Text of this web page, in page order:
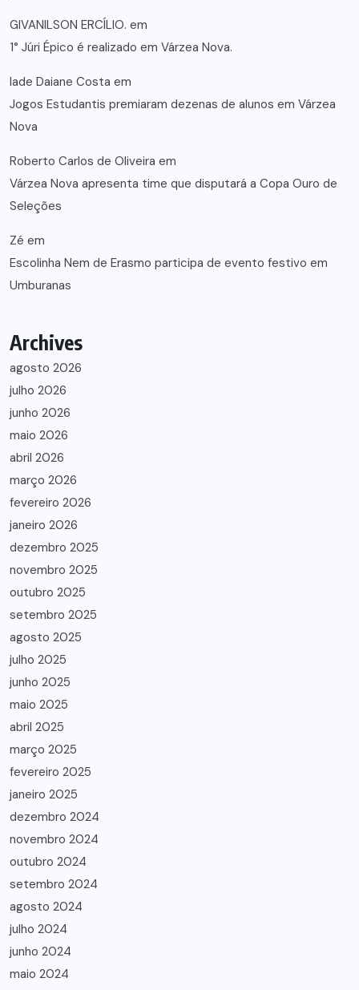
GIVANILSON ERCÍLIO. em
1° Júri Épico é realizado em Várzea Nova.
lade Daiane Costa em
Jogos Estudantis premiaram dezenas de alunos em Várzea
Nova
Roberto Carlos de Oliveira em
Várzea Nova apresenta time que disputará a Copa Ouro de
Seleções
Zé em
Escolinha Nem de Erasmo participa de evento festivo em
Umburanas
Archives
agosto 2026
julho 2026
junho 2026
maio 2026
abril 2026
março 2026
fevereiro 2026
janeiro 2026
dezembro 2025
novembro 2025
outubro 2025
setembro 2025
agosto 2025
julho 2025
junho 2025
maio 2025
abril 2025
março 2025
fevereiro 2025
janeiro 2025
dezembro 2024
novembro 2024
outubro 2024
setembro 2024
agosto 2024
julho 2024
junho 2024
maio 2024